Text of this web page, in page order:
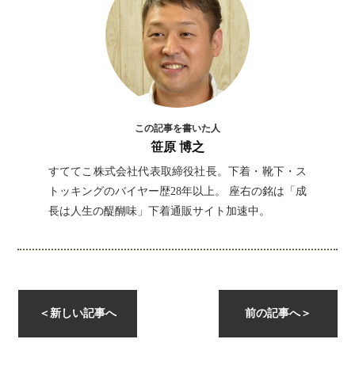
この記事を書いた人
笹原 博之
すててこ株式会社代表取締役社長。下着・靴下・ス
トッキングのバイヤー歴28年以上。 座右の銘は「成
長は人生の醍醐味」下着通販サイト加速中。
前の記事へ＞
＜ 新しい記事へ